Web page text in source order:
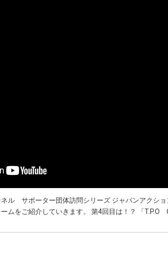
ル サポーター団体訪問シリーズ ジャパンアクシ
ムをご紹介していきます。 第4回目は！？ 「